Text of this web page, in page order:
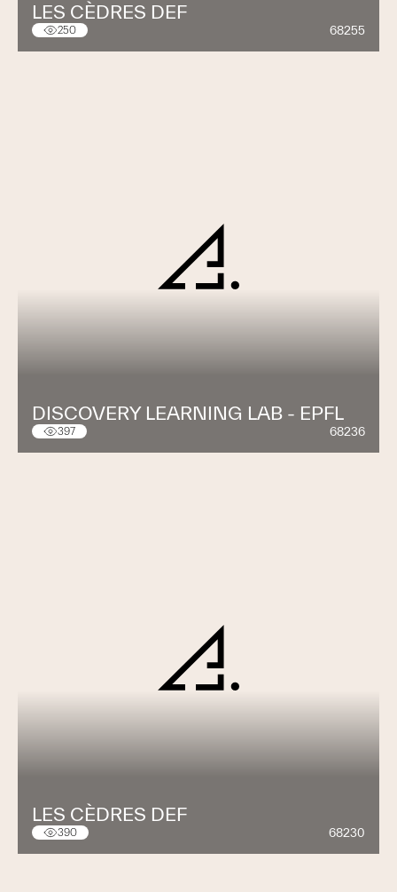
LES CÈDRES DEF
250 68255
DISCOVERY LEARNING LAB - EPFL
397 68236
LES CÈDRES DEF
390 68230